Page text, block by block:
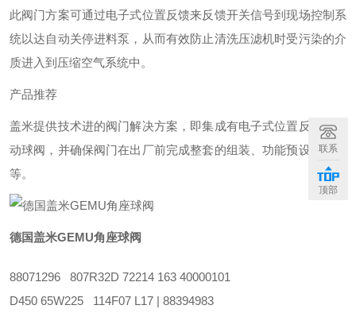
此阀门方案可通过电子式位置反馈来反馈开关信号到现场控制系
统以达自动关停进料泵，从而有效防止清洗压滤机时受污染的介
质进入到压缩空气系统中。
产品推荐
盖米提供技术进的阀门解决方案，即集成有电子式位置反馈的手
动球阀，并确保阀门在出厂前完成整套的组装、功能预设和调试
等。
德国盖米GEMU角座球阀
88071296 807R32D 72214 163 40000101
D450 65W225 114F07 L17 | 88394983
联系
顶部